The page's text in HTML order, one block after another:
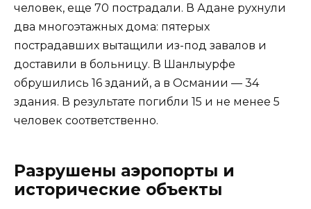
человек, еще 70 пострадали. В Адане рухнули
два многоэтажных дома: пятерых
пострадавших вытащили из-под завалов и
доставили в больницу. В Шанлыурфе
обрушились 16 зданий, а в Османии — 34
здания. В результате погибли 15 и не менее 5
человек соответственно.
Разрушены аэропорты и
исторические объекты